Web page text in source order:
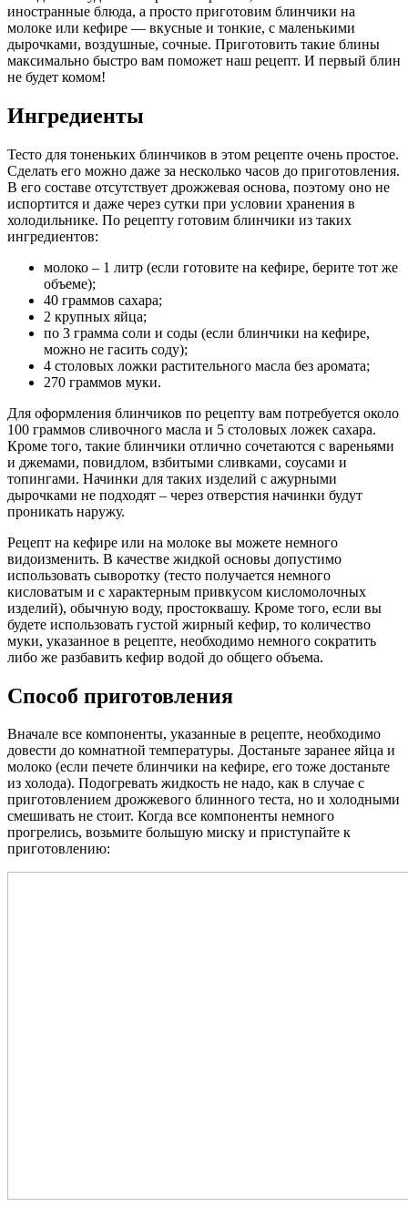
иностранные блюда, а просто приготовим блинчики на
молоке или кефире — вкусные и тонкие, с маленькими
дырочками, воздушные, сочные. Приготовить такие блины
максимально быстро вам поможет наш рецепт. И первый блин
не будет комом!
Ингредиенты
Тесто для тоненьких блинчиков в этом рецепте очень простое.
Сделать его можно даже за несколько часов до приготовления.
В его составе отсутствует дрожжевая основа, поэтому оно не
испортится и даже через сутки при условии хранения в
холодильнике. По рецепту готовим блинчики из таких
ингредиентов:
молоко – 1 литр (если готовите на кефире, берите тот же
объеме);
40 граммов сахара;
2 крупных яйца;
по 3 грамма соли и соды (если блинчики на кефире,
можно не гасить соду);
4 столовых ложки растительного масла без аромата;
270 граммов муки.
Для оформления блинчиков по рецепту вам потребуется около
100 граммов сливочного масла и 5 столовых ложек сахара.
Кроме того, такие блинчики отлично сочетаются с вареньями
и джемами, повидлом, взбитыми сливками, соусами и
топингами. Начинки для таких изделий с ажурными
дырочками не подходят – через отверстия начинки будут
проникать наружу.
Рецепт на кефире или на молоке вы можете немного
видоизменить. В качестве жидкой основы допустимо
использовать сыворотку (тесто получается немного
кисловатым и с характерным привкусом кисломолочных
изделий), обычную воду, простоквашу. Кроме того, если вы
будете использовать густой жирный кефир, то количество
муки, указанное в рецепте, необходимо немного сократить
либо же разбавить кефир водой до общего объема.
Способ приготовления
Вначале все компоненты, указанные в рецепте, необходимо
довести до комнатной температуры. Достаньте заранее яйца и
молоко (если печете блинчики на кефире, его тоже достаньте
из холода). Подогревать жидкость не надо, как в случае с
приготовлением дрожжевого блинного теста, но и холодными
смешивать не стоит. Когда все компоненты немного
прогрелись, возьмите большую миску и приступайте к
приготовлению: